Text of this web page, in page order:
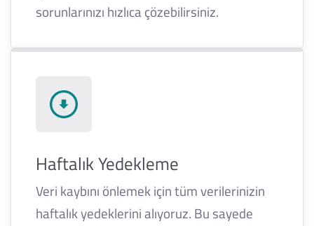
sorunlarınızı hızlıca çözebilirsiniz.
Haftalık Yedekleme
Veri kaybını önlemek için tüm verilerinizin
haftalık yedeklerini alıyoruz. Bu sayede